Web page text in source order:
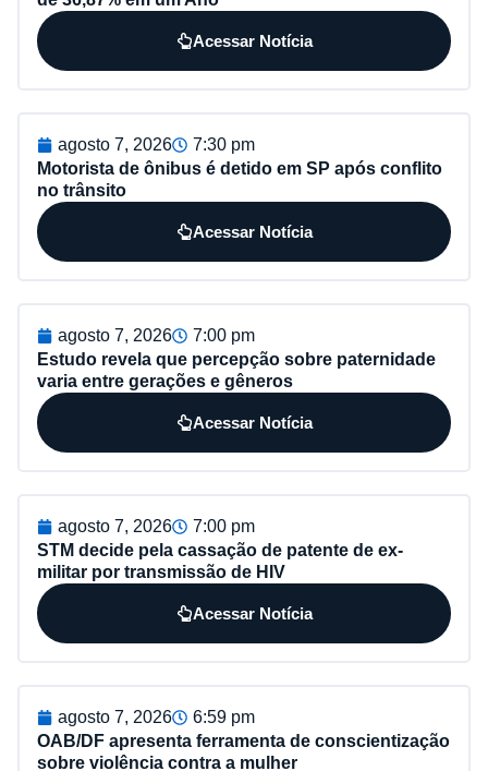
Acessar Notícia
agosto 7, 2026
7:30 pm
Motorista de ônibus é detido em SP após conflito
no trânsito
Acessar Notícia
agosto 7, 2026
7:00 pm
Estudo revela que percepção sobre paternidade
varia entre gerações e gêneros
Acessar Notícia
agosto 7, 2026
7:00 pm
STM decide pela cassação de patente de ex-
militar por transmissão de HIV
Acessar Notícia
agosto 7, 2026
6:59 pm
OAB/DF apresenta ferramenta de conscientização
sobre violência contra a mulher